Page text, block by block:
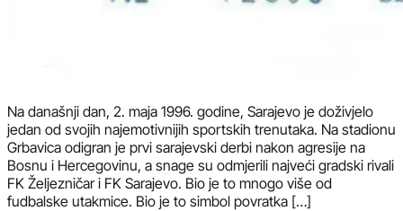
Na današnji dan, 2. maja 1996. godine, Sarajevo je doživjelo
jedan od svojih najemotivnijih sportskih trenutaka. Na stadionu
Grbavica odigran je prvi sarajevski derbi nakon agresije na
Bosnu i Hercegovinu, a snage su odmjerili najveći gradski rivali
FK Željezničar i FK Sarajevo. Bio je to mnogo više od
fudbalske utakmice. Bio je to simbol povratka […]